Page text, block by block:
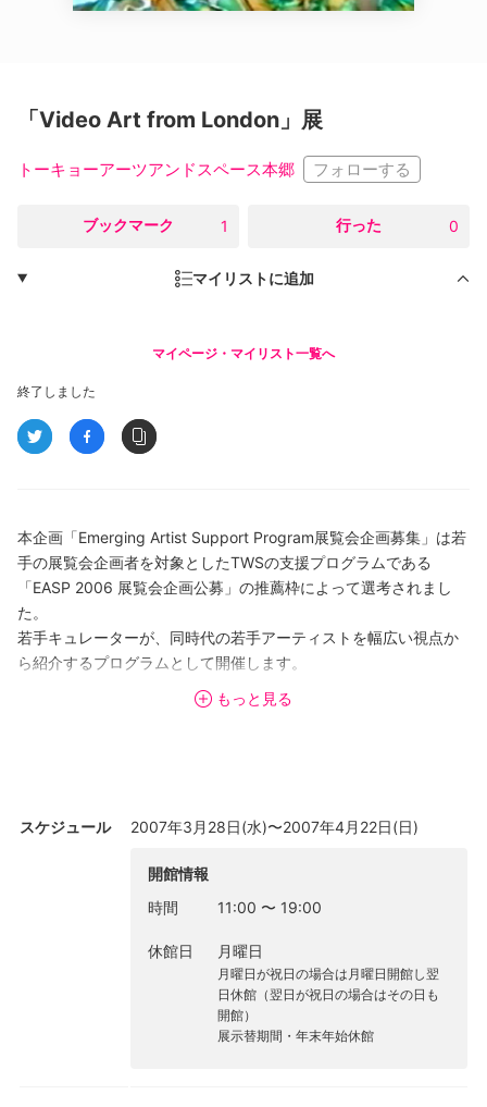
「Video Art from London」展
トーキョーアーツアンドスペース本郷 フォローする
ブックマーク 1 行った 0
マイリストに追加
マイページ・マイリスト一覧へ
終了しました
本企画「Emerging Artist Support Program展覧会企画募集」は若
手の展覧会企画者を対象としたTWSの支援プログラムである
「EASP 2006 展覧会企画公募」の推薦枠によって選考されまし
た。
若手キュレーターが、同時代の若手アーティストを幅広い視点か
ら紹介するプログラムとして開催します。
本展では、ロンドンを拠点に活動する若手アーティストのビデオ
らにとって、作品づくりは、むしろ文化のちがいを超えた普遍性
を追求する場なのかもしれません。彼らの作品にみられるのは、
身体と動きの関係性、日常にひそむユーモア、視点のズレがもた
らす意外性、文化的ステレオタイプの風刺、美しい自然への複雑
人々が共有しうるテーマです。この展覧会を通じて、グローバル
化する世界にもなお残る、イギリスと日本という地理的な隔たり
を乗り越え、両者に共通する視点を見い出すことができればと考
もっと見る
スケジュール 2007年3月28日(水)〜2007年4月22日(日)
開館情報
時間
11:00 〜 19:00
休館日 月曜日
月曜日が祝日の場合は月曜日開館し翌
日休館（翌日が祝日の場合はその日も
開館）
展示替期間・年末年始休館